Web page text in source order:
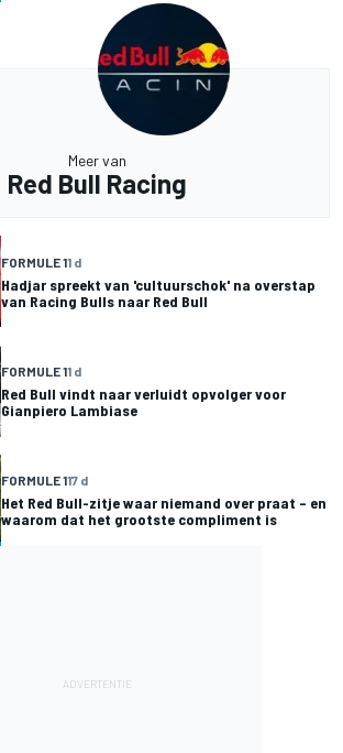
Meer van
Red Bull Racing
FORMULE 11 d
Hadjar spreekt van 'cultuurschok' na overstap
van Racing Bulls naar Red Bull
FORMULE 11 d
Red Bull vindt naar verluidt opvolger voor
Gianpiero Lambiase
FORMULE 117 d
Het Red Bull-zitje waar niemand over praat – en
waarom dat het grootste compliment is